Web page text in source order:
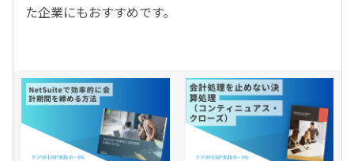
た企業にもおすすめです。